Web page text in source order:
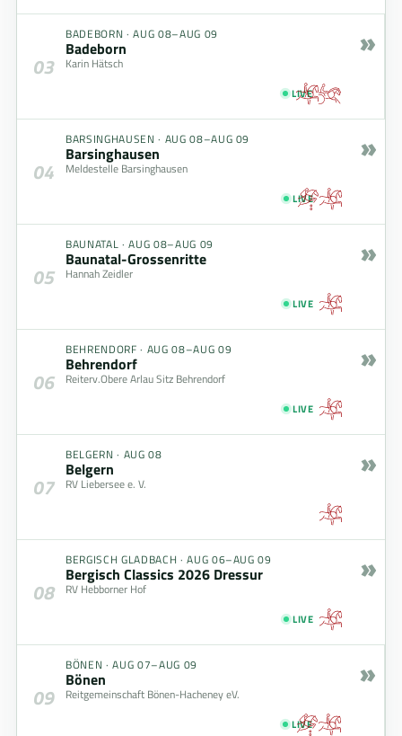
03
BADEBORN ·AUG 08–AUG 09
Badeborn
Karin Hätsch
LIVE
»
04
BARSINGHAUSEN · AUG 08–AUG 09
Barsinghausen
Meldestelle Barsinghausen
LIVE
»
05
BAUNATAL ·AUG 08–AUG 09
Baunatal-Grossenritte
Hannah Zeidler
LIVE
»
06
BEHRENDORF · AUG 08–AUG 09
Behrendorf
Reiterv.Obere Arlau Sitz Behrendorf
LIVE
»
07
BELGERN · AUG 08
Belgern
RV Liebersee e. V.
»
08
BERGISCH GLADBACH ·AUG 06–AUG 09
Bergisch Classics 2026 Dressur
RV Hebborner Hof
LIVE
»
09
BÖNEN ·AUG 07–AUG 09
Bönen
Reitgemeinschaft Bönen-Hacheney eV.
LIVE
»